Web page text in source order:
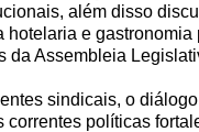
além disso
hotelaria e gastronomia
da Assembleia
sindicais, o
correntes políticas